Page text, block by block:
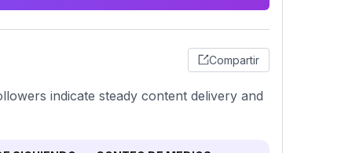
Compartir
indicate steady content delivery and